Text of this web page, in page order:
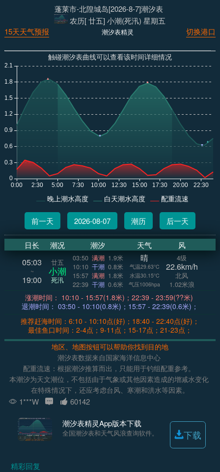
蓬莱市-北隍城岛[2026-8-7]潮汐表
农历[ 廿五] 小潮(死汛) 星期五
切换港口
潮汐表精灵
15天天气预报
触碰潮汐表曲线可以查看该时间详细情况
晚上潮水高度 白天潮水高度 配重流速
前一天 2026-08-07 潮历 后一天
日长 潮况 潮汐 天气 风
05:03
~
19:00
廿五
小潮
死汛
03:50 满潮 1.9米
10:10 干潮 0.8米
15:57 满潮 1.8米
22:39 干潮 0.6米
晴
气温29.63°C
水温30.15°C
气压1006hpa
4级
22.6km/h
北风
1.02米浪
涨潮时间： 10:10 - 15:57(1.8米)；22:39 - 23:59(??米)
退潮时间： 03:50 - 10:10(0.8米)；15:57 - 22:39(0.6米)；
推荐赶海时间：6:10 - 10:10点(好)；18:40 - 22:40点(好)；
最佳鱼口时间：2-4点；9-11点；15-17点；21-23点；
地区、地图按钮可以帮助你找到目的地
潮汐表数据来自国家海洋信息中心
配重流速：根据潮汐推算而出，只能用于钓组配重参考。
本潮汐为天文潮位，不包括由于气象或其他因素造成的增减水变化
在特殊情况下，还应考虑台风、寒潮和洪水等因素。
1***W 60142
潮汐表精灵App版本下载
全国潮汐表和天气风浪查询软件。 下载
精彩回复